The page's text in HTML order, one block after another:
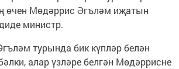
өчен Мөдәррис Әгъләм иҗатын
министр.
турында бик күпләр белән
алар үзләре белгән Мөдәррисне